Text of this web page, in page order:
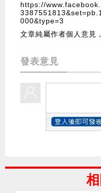
https://
000&type=3
文章純屬作者個人意見
發表意見